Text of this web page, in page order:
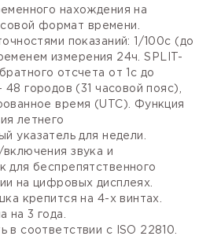
нахождения на
формат времени.
показаний: 1/100с (до
измерения 24ч.SPLIT-
отсчета от 1с до
48 городов (31 часовой пояс),
время (UTC).
Функция
летнего
указатель для недели.
звука и
для беспрепятственного
на цифровых дисплеях.
крепится на 4-х винтах.
на 3 года.
в соответствии с ISO 22810.